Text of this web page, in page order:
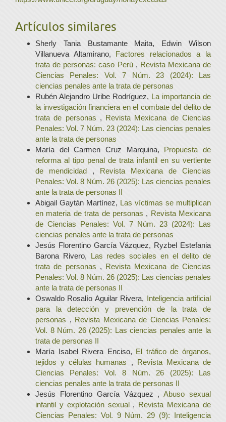
Artículos similares
Sherly Tania Bustamante Maita, Edwin Wilson
Villanueva Altamirano, Factores relacionados a la
trata de personas: caso Perú , Revista Mexicana de
Ciencias Penales: Vol. 7 Núm. 23 (2024): Las
ciencias penales ante la trata de personas
Rubén Alejandro Uribe Rodríguez, La importancia de
la investigación financiera en el combate del delito de
trata de personas , Revista Mexicana de Ciencias
Penales: Vol. 7 Núm. 23 (2024): Las ciencias penales
ante la trata de personas
María del Carmen Cruz Marquina, Propuesta de
reforma al tipo penal de trata infantil en su vertiente
de mendicidad , Revista Mexicana de Ciencias
Penales: Vol. 8 Núm. 26 (2025): Las ciencias penales
ante la trata de personas II
Abigail Gaytán Martínez, Las víctimas se multiplican
en materia de trata de personas , Revista Mexicana
de Ciencias Penales: Vol. 7 Núm. 23 (2024): Las
ciencias penales ante la trata de personas
Jesús Florentino García Vázquez, Ryzbel Estefania
Barona Rivero, Las redes sociales en el delito de
trata de personas , Revista Mexicana de Ciencias
Penales: Vol. 8 Núm. 26 (2025): Las ciencias penales
ante la trata de personas II
Oswaldo Rosalío Aguilar Rivera, Inteligencia artificial
para la detección y prevención de la trata de
personas , Revista Mexicana de Ciencias Penales:
Vol. 8 Núm. 26 (2025): Las ciencias penales ante la
trata de personas II
María Isabel Rivera Enciso, El tráfico de órganos,
tejidos y células humanas , Revista Mexicana de
Ciencias Penales: Vol. 8 Núm. 26 (2025): Las
ciencias penales ante la trata de personas II
Jesús Florentino García Vázquez ,Abuso sexual
infantil y explotación sexual , Revista Mexicana de
Ciencias Penales: Vol. 9 Núm. 29 (9): Inteligencia